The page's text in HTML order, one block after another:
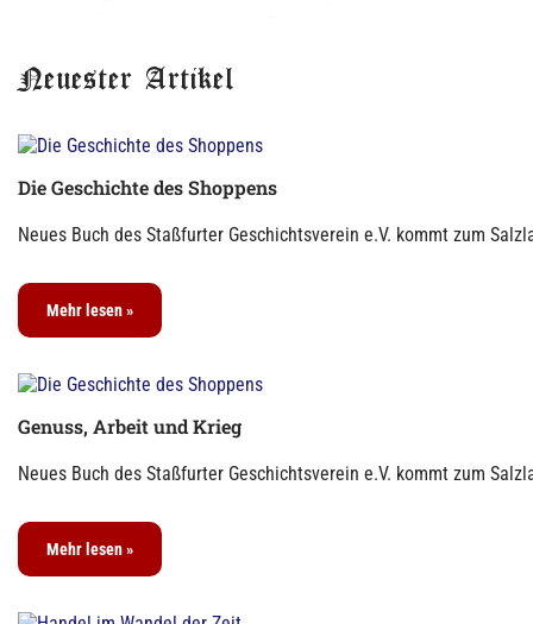
Neuester Artikel
Die Geschichte des Shoppens
Neues Buch des Staßfurter Geschichtsverein e.V. kommt zum
Mehr lesen »
Genuss, Arbeit und Krieg
Neues Buch des Staßfurter Geschichtsverein e.V. kommt zum
Mehr lesen »